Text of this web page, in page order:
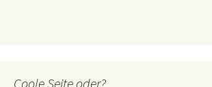
Coole Seite oder?